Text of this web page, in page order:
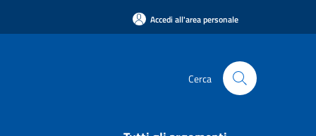
Accedi all'area personale
Cerca